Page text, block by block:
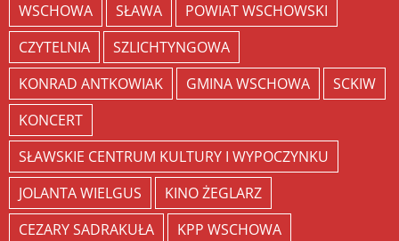
WSCHOWA SŁAWA
POWIAT WSCHOWSKI
CZYTELNIA
SZLICHTYNGOWA
KONRAD ANTKOWIAK
GMINA WSCHOWA
SCKIW
KONCERT
SŁAWSKIE CENTRUM KULTURY I WYPOCZYNKU
JOLANTA WIELGUS
KINO ŻEGLARZ
CEZARY SADRAKUŁA
KPP WSCHOWA